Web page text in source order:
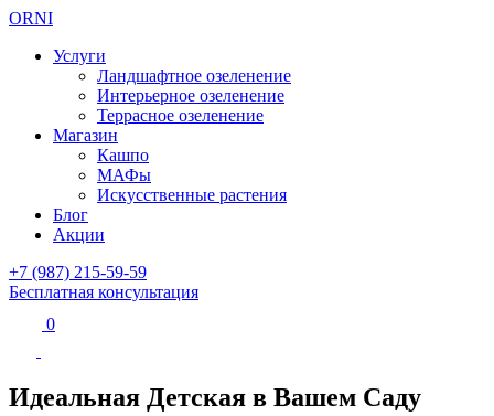
ORNI
Услуги
Ландшафтное озеленение
Интерьерное озеленение
Террасное озеленение
Магазин
Кашпо
МАФы
Искусственные растения
Блог
Акции
+7 (987) 215-59-59
Бесплатная консультация
0
Идеальная Детская в Вашем Саду